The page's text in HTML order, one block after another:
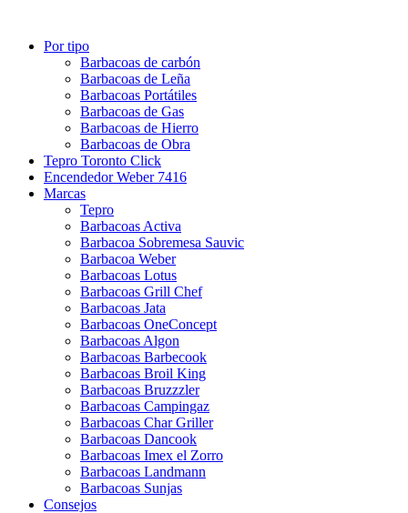
Por tipo
Barbacoas de carbón
Barbacoas de Leña
Barbacoas Portátiles
Barbacoas de Gas
Barbacoas de Hierro
Barbacoas de Obra
Tepro Toronto Click
Encendedor Weber 7416
Marcas
Tepro
Barbacoas Activa
Barbacoa Sobremesa Sauvic
Barbacoa Weber
Barbacoas Lotus
Barbacoas Grill Chef
Barbacoas Jata
Barbacoas OneConcept
Barbacoas Algon
Barbacoas Barbecook
Barbacoas Broil King
Barbacoas Bruzzzler
Barbacoas Campingaz
Barbacoas Char Griller
Barbacoas Dancook
Barbacoas Imex el Zorro
Barbacoas Landmann
Barbacoas Sunjas
Consejos